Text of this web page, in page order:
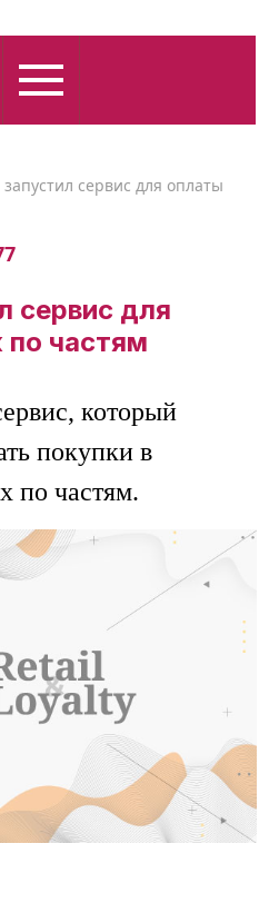
сервис для оплаты
сервис для
по частям
который
покупки в
по частям.